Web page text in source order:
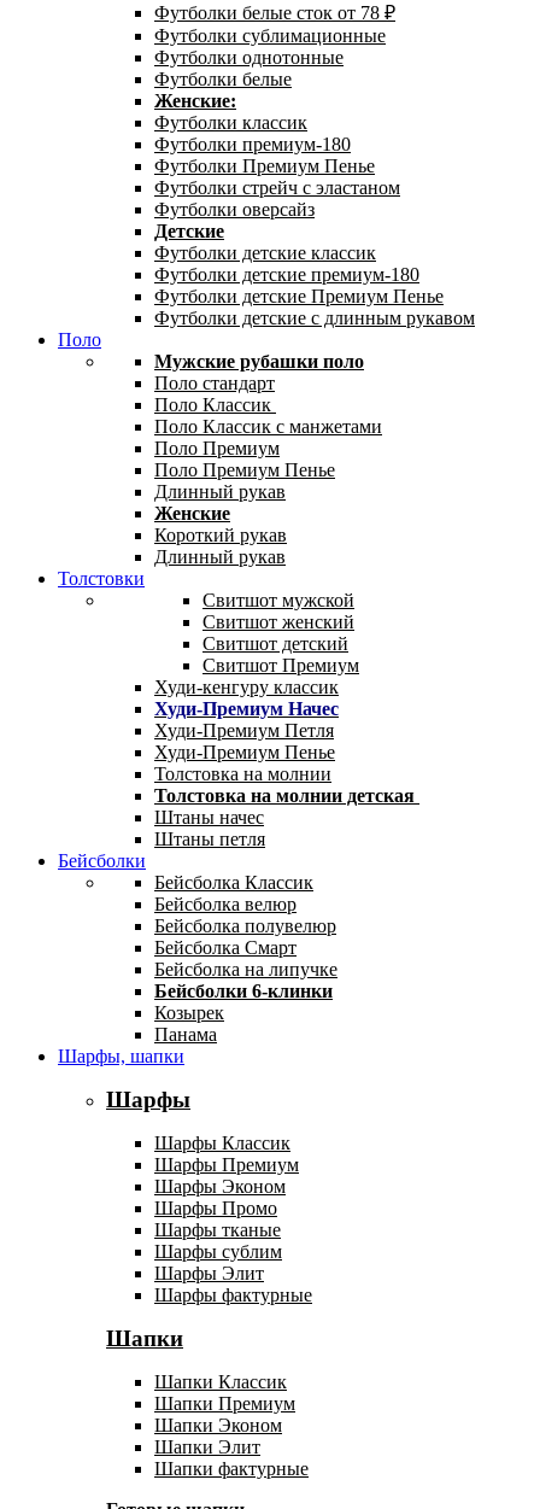
Футболки белые сток от 78 ₽
Футболки сублимационные
Футболки однотонные
Футболки белые
Женские:
Футболки классик
Футболки премиум-180
Футболки Премиум Пенье
Футболки стрейч с эластаном
Футболки оверсайз
Детские
Футболки детские классик
Футболки детские премиум-180
Футболки детские Премиум Пенье
Футболки детские с длинным рукавом
Поло
Мужские рубашки поло
Поло стандарт
Поло Классик
Поло Классик с манжетами
Поло Премиум
Поло Премиум Пенье
Длинный рукав
Женские
Короткий рукав
Длинный рукав
Толстовки
Свитшот мужской
Свитшот женский
Свитшот детский
Свитшот Премиум
Худи-кенгуру классик
Худи-Премиум Начес
Худи-Премиум Петля
Худи-Премиум Пенье
Толстовка на молнии
Толстовка на молнии детская
Штаны начес
Штаны петля
Бейсболки
Бейсболка Классик
Бейсболка велюр
Бейсболка полувелюр
Бейсболка Смарт
Бейсболка на липучке
Бейсболки 6-клинки
Козырек
Панама
Шарфы, шапки
Шарфы
Шарфы Классик
Шарфы Премиум
Шарфы Эконом
Шарфы Промо
Шарфы тканые
Шарфы сублим
Шарфы Элит
Шарфы фактурные
Шапки
Шапки Классик
Шапки Премиум
Шапки Эконом
Шапки Элит
Шапки фактурные